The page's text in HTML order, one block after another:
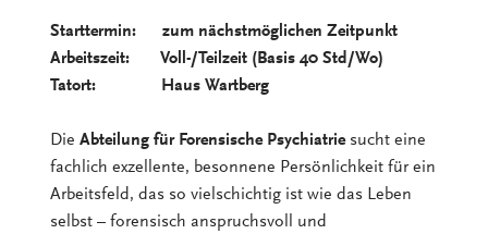
Starttermin: zum nächstmöglichen Zeitpunkt
Arbeitszeit: Voll-/Teilzeit (Basis 40 Std/Wo)
Tatort: Haus Wartberg
DieAbteilung für Forensische Psychiatriesucht eine
fachlich exzellente, besonnene Persönlichkeit für ein
Arbeitsfeld, das so vielschichtig ist wie das Leben
selbst – forensisch anspruchsvoll und